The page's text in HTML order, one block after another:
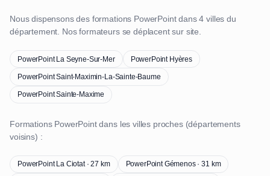
Nous dispensons des formations PowerPoint dans 4 villes du
département. Nos formateurs se déplacent sur site.
PowerPoint La Seyne-Sur-Mer
PowerPoint Hyères
PowerPoint Saint-Maximin-La-Sainte-Baume
PowerPoint Sainte-Maxime
Formations PowerPoint dans les villes proches (départements
voisins) :
PowerPoint La Ciotat · 27 km
PowerPoint Gémenos · 31 km